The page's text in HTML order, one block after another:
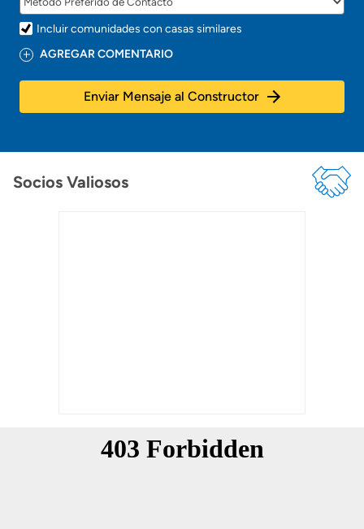
Incluir comunidades con casas similares
AGREGAR COMENTARIO
Enviar Mensaje al Constructor
Socios Valiosos